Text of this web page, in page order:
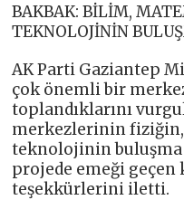
BAKBAK: BİLİM,
TEKNOLOJİNİN
AK Parti Gaziantep
çok önemli bir
toplandıklarını
merkezlerinin
teknolojinin buluşma
projede emeği
teşekkürlerini iletti.